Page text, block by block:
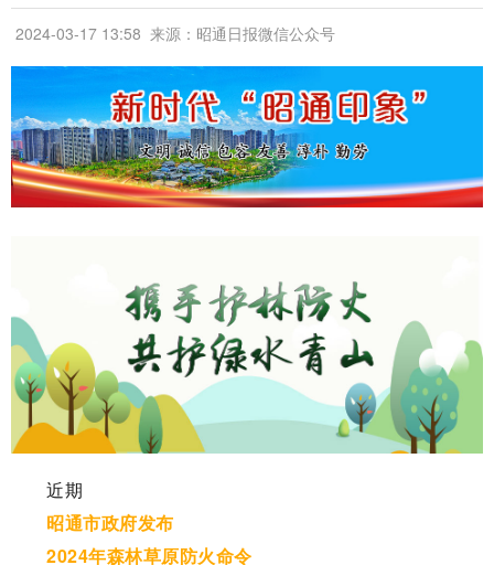
2024-03-17 13:58 来源：昭通日报微信公众号
近期
昭通市政府发布
2024年森林草原防火命令